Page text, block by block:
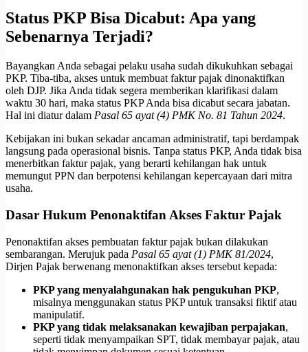
Status PKP Bisa Dicabut: Apa yang
Sebenarnya Terjadi?
Bayangkan Anda sebagai pelaku usaha sudah dikukuhkan sebagai
PKP. Tiba-tiba, akses untuk membuat faktur pajak dinonaktifkan
oleh DJP. Jika Anda tidak segera memberikan klarifikasi dalam
waktu 30 hari, maka status PKP Anda bisa dicabut secara jabatan.
Hal ini diatur dalam Pasal 65 ayat (4) PMK No. 81 Tahun 2024.
Kebijakan ini bukan sekadar ancaman administratif, tapi berdampak
langsung pada operasional bisnis. Tanpa status PKP, Anda tidak bisa
menerbitkan faktur pajak, yang berarti kehilangan hak untuk
memungut PPN dan berpotensi kehilangan kepercayaan dari mitra
usaha.
Dasar Hukum Penonaktifan Akses Faktur Pajak
Penonaktifan akses pembuatan faktur pajak bukan dilakukan
sembarangan. Merujuk pada Pasal 65 ayat (1) PMK 81/2024,
Dirjen Pajak berwenang menonaktifkan akses tersebut kepada:
PKP yang menyalahgunakan hak pengukuhan PKP,
misalnya menggunakan status PKP untuk transaksi fiktif atau
manipulatif.
PKP yang tidak melaksanakan kewajiban perpajakan,
seperti tidak menyampaikan SPT, tidak membayar pajak, atau